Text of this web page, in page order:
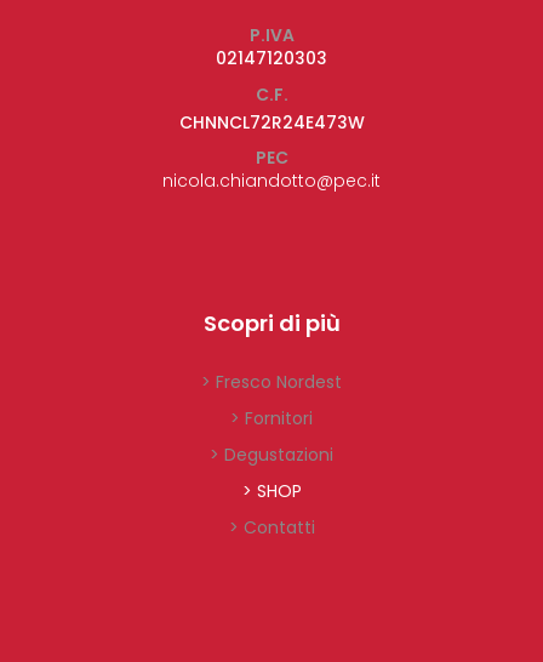
P.IVA
02147120303
C.F.
CHNNCL72R24E473W
PEC
nicola.chiandotto@pec.it
Scopri di più
> Fresco Nordest
> Fornitori
> Degustazioni
> SHOP
> Contatti